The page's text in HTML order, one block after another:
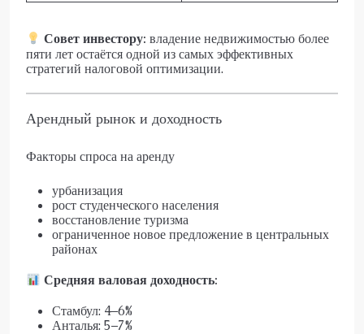
Совет инвестору: владение недвижимостью более
пяти лет остаётся одной из самых эффективных
стратегий налоговой оптимизации.
Арендный рынок и доходность
Факторы спроса на аренду
урбанизация
рост студенческого населения
восстановление туризма
ограниченное новое предложение в центральных
районах
Средняя валовая доходность:
Стамбул: 4–6%
Анталья: 5–7%